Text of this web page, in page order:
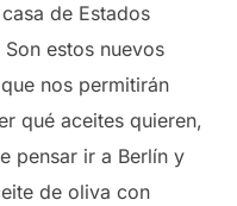
de Estados
estos nuevos
nos permitirán
qué aceites quieren,
pensar ir a Berlín y
de oliva con